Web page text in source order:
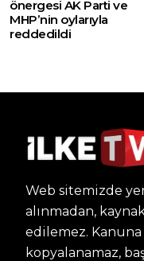
önergesi AK Parti ve
MHP’nin oylarıyla
reddedildi
Web sitemizde
alınmadan,
edilemez. Kanuna
kopyalanamaz,